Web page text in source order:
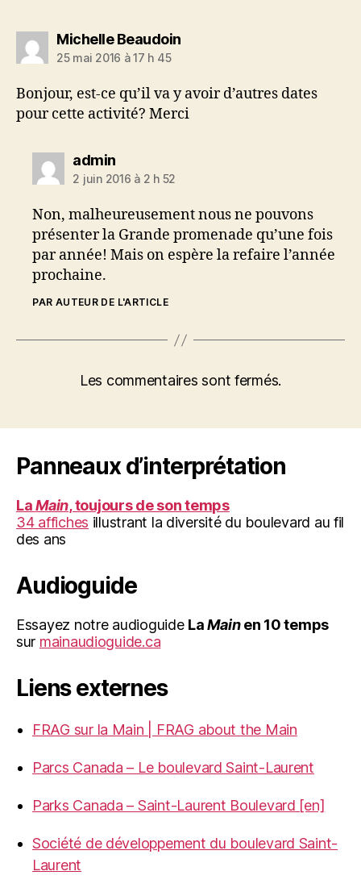
Michelle Beaudoindit :
25 mai 2016 à 17 h 45
Bonjour, est-ce qu’il va y avoir d’autres dates
pour cette activité? Merci
admindit :
2 juin 2016 à 2 h 52
Non, malheureusement nous ne pouvons
présenter la Grande promenade qu’une fois
par année! Mais on espère la refaire l’année
prochaine.
PAR AUTEUR DE L'ARTICLE
Les commentaires sont fermés.
Panneaux d’interprétation
LaMain, toujours de son temps
34 affiches illustrant la diversité du boulevard au fil
des ans
Audioguide
Essayez notre audioguide LaMainen 10 temps
sur mainaudioguide.ca
Liens externes
FRAG sur la Main | FRAG about the Main
Parcs Canada – Le boulevard Saint-Laurent
Parks Canada – Saint-Laurent Boulevard [en]
Société de développement du boulevard Saint-
Laurent